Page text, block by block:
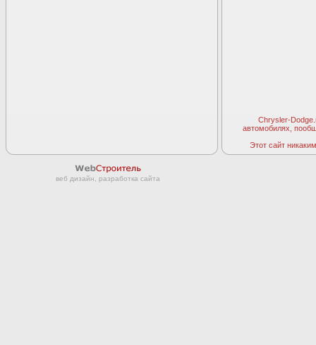
Chrysler-
автомобилях,
Этот сайт
веб дизайн, разработка сайта